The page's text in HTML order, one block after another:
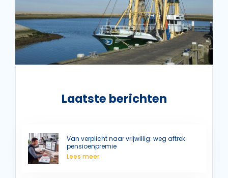
Laatste berichten
Van verplicht naar vrijwillig: weg aftrek
pensioenpremie
Lees meer